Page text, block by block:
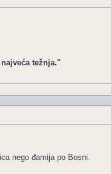
težnja."
nego đamija po Bosni.